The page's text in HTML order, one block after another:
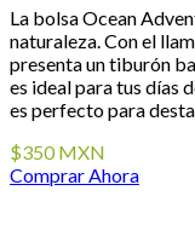
La bolsa Ocean
naturaleza. Con el
presenta un tiburón
es ideal para tus días
es perfecto para
$350 MXN
Comprar Ahora